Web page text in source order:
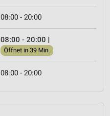
08:00 - 20:00
08:00 - 20:00 |
Öffnet in 39 Min.
08:00 - 20:00